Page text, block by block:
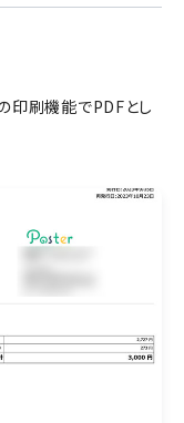
印刷機能でPDFとし